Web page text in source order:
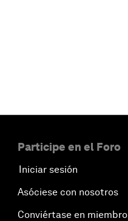
Participe en el Foro
Iniciar sesión
Asóciese con nosotros
Conviértase en miembro